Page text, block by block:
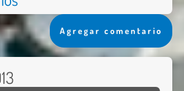
Agregar comentario